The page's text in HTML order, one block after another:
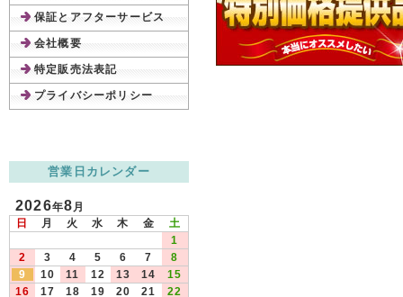
保証とアフターサービス
会社概要
特定販売法表記
プライバシーポリシー
営業日カレンダー
2026年8月
日
月 火 水 木 金
土
1
2
3 4 5 6 7
8
9
10 11 12 13 14
15
16
17 18 19 20 21
22